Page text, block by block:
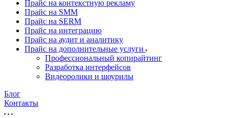
Прайс на контекстную рекламу
Прайс на SMM
Прайс на SERM
Прайс на интеграцию
Прайс на аудит и аналитику
Прайс на дополнительные услуги
Профессиональный копирайтинг
Разработка интерфейсов
Видеоролики и шоурилы
Блог
Контакты